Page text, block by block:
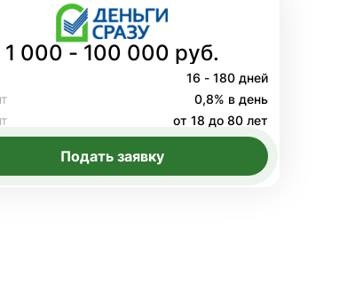
1 000 - 100 000 руб.
16 - 180 дней
0,8% в день
от 18 до 80 лет
Подать заявку